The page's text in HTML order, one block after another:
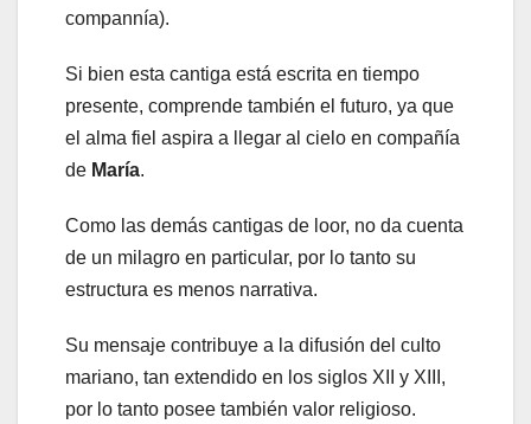
compannía).
Si bien esta cantiga está escrita en tiempo
presente, comprende también el futuro, ya que
el alma fiel aspira a llegar al cielo en compañía
de María.
Como las demás cantigas de loor, no da cuenta
de un milagro en particular, por lo tanto su
estructura es menos narrativa.
Su mensaje contribuye a la difusión del culto
mariano, tan extendido en los siglos XII y XIII,
por lo tanto posee también valor religioso.